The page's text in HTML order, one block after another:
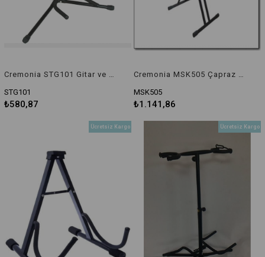
Cremonia STG101 Gitar ve Enstrüman Sehpası
STG101
₺580,87
Cremonia MSK505 Çapraz Klavye Standı
MSK505
₺1.141,86
Ücretsiz Kargo Ücretsiz Kargo